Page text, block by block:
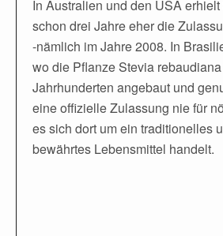
In Australien und den USA
schon drei Jahre eher die
-nämlich im Jahre 2008. In
wo die Pflanze Stevia
Jahrhunderten angebaut und
eine offizielle Zulassung nie für
es sich dort um ein traditionelles
bewährtes Lebensmittel handelt.